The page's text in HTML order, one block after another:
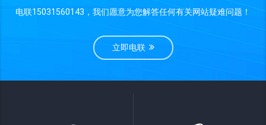
电联15031560143，我们愿意为您解答任何有关网站疑难问题！
立即电联